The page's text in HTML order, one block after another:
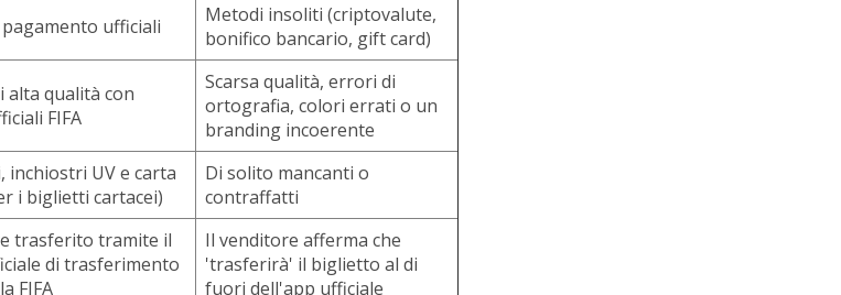
ufficiali
Metodi insoliti (criptovalute,
bonifico bancario, gift card)
alta qualità con
FIFA
Scarsa qualità, errori di
ortografia, colori errati o un
branding incoerente
inchiostri UV e carta
i biglietti cartacei)
Di solito mancanti o
contraffatti
trasferito tramite il
di trasferimento
FIFA
Il venditore afferma che
'trasferirà' il biglietto al di
fuori dell'app ufficiale